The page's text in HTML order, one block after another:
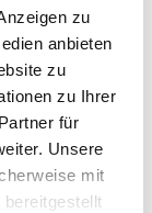
zu
anbieten
zu
zu Ihrer
für
Unsere
mit